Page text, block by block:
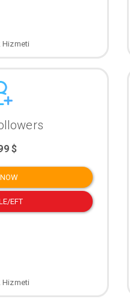
Hizmeti
$
EFT
Hizmeti